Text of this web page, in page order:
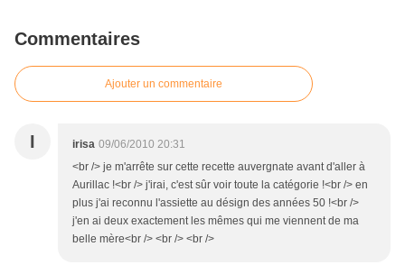
Commentaires
Ajouter un commentaire
I irisa 09/06/2010 20:31
<br /> je m'arrête sur cette recette auvergnate avant d'aller à
Aurillac !<br /> j'irai, c'est sûr voir toute la catégorie !<br /> en
plus j'ai reconnu l'assiette au désign des années 50 !<br />
j'en ai deux exactement les mêmes qui me viennent de ma
belle mère<br /> <br /> <br />